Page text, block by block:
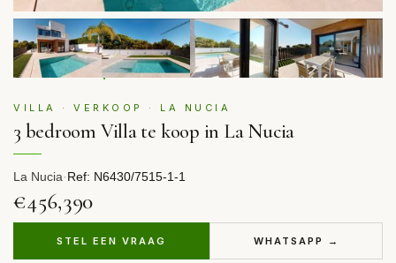
VILLA · VERKOOP · LA NUCIA
3 bedroom Villa te koop in La Nucia
La Nucia·Ref: N6430/7515-1-1
€456,390
STEL EEN VRAAG WHATSAPP →